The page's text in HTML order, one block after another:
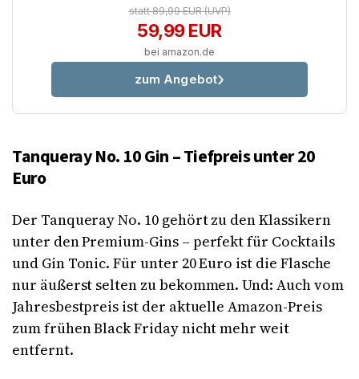
statt 89,99 EUR(UVP)
59,99 EUR
bei amazon.de
zum Angebot
Tanqueray No. 10 Gin – Tiefpreis unter 20
Euro
Der Tanqueray No. 10 gehört zu den Klassikern
unter den Premium-Gins – perfekt für Cocktails
und Gin Tonic. Für unter 20 Euro ist die Flasche
nur äußerst selten zu bekommen. Und: Auch vom
Jahresbestpreis ist der aktuelle Amazon-Preis
zum frühen Black Friday nicht mehr weit
entfernt.